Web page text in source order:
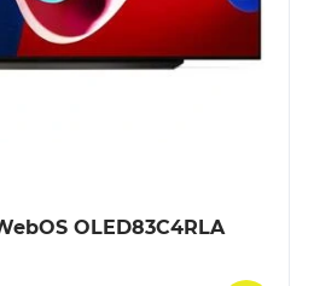
OLED83C4RLA